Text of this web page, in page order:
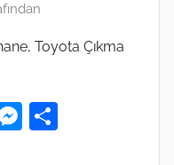
Toyota Çıkma
M